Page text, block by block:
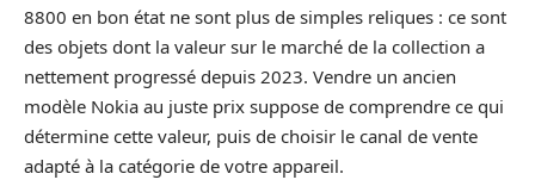
8800 en bon état ne sont plus de simples reliques : ce sont
des objets dont la valeur sur le marché de la collection a
nettement progressé depuis 2023. Vendre un ancien
modèle Nokia au juste prix suppose de comprendre ce qui
détermine cette valeur, puis de choisir le canal de vente
adapté à la catégorie de votre appareil.